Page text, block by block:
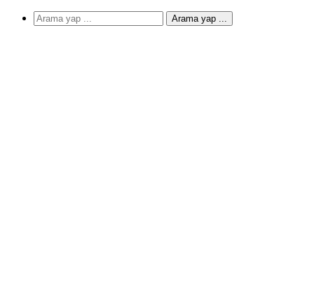
Arama yap ...